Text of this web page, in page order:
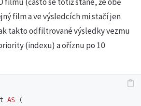
film a ve výsledcích mi stačí jen
takto odfiltrované výsledky vezmu
(indexu) a oříznu po 10
AS
(